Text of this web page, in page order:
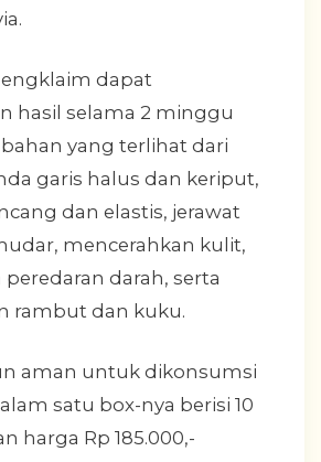
dapat
hasil selama 2 minggu
yang terlihat dari
garis halus dan keriput,
dan elastis, jerawat
mencerahkan kulit,
darah, serta
rambut dan kuku.
aman untuk dikonsumsi
satu box-nya berisi 10
harga Rp 185.000,-